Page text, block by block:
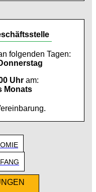
folgenden Tagen:
Uhr am:
Monats